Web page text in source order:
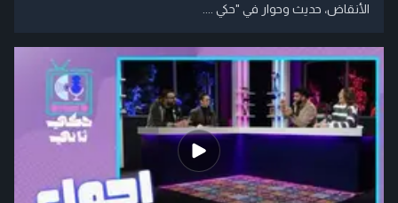
الأنقاض، حديث وحوار في "حكي ....